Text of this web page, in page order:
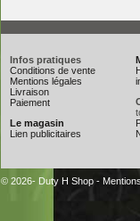
Infos pratiques
Conditions de vente
Mentions légales
Livraison
Paiement
Le magasin
Lien publicitaires
© 2026- Duty H Shop -